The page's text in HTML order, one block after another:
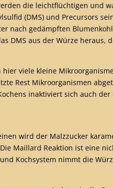
die leichtflüchtigen und
(DMS) und Precursors
gedämpften
DMS aus der Würze heraus,
viele kleine
Rest Mikroorganismen
inaktiviert sich auch
wird der Malzzucker
Maillard Reaktion ist eine
Kochsystem nimmt die